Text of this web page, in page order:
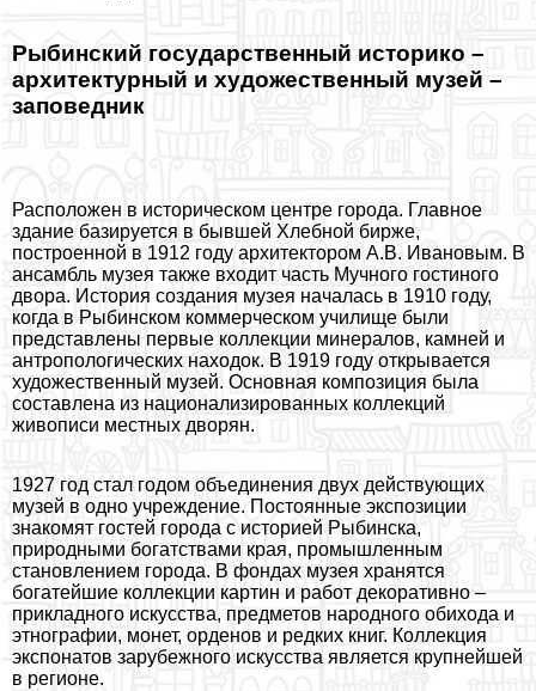
Рыбинский государственный историко –
архитектурный и художественный музей –
заповедник
Расположен в историческом центре города. Главное
здание базируется в бывшей Хлебной бирже,
построенной в 1912 году архитектором А.В. Ивановым. В
ансамбль музея также входит часть Мучного гостиного
двора. История создания музея началась в 1910 году,
когда в Рыбинском коммерческом училище были
представлены первые коллекции минералов, камней и
антропологических находок. В 1919 году открывается
художественный музей. Основная композиция была
составлена из национализированных коллекций
живописи местных дворян.
1927 год стал годом объединения двух действующих
музей в одно учреждение. Постоянные экспозиции
знакомят гостей города с историей Рыбинска,
природными богатствами края, промышленным
становлением города. В фондах музея хранятся
богатейшие коллекции картин и работ декоративно –
прикладного искусства, предметов народного обихода и
этнографии, монет, орденов и редких книг. Коллекция
экспонатов зарубежного искусства является крупнейшей
в регионе.